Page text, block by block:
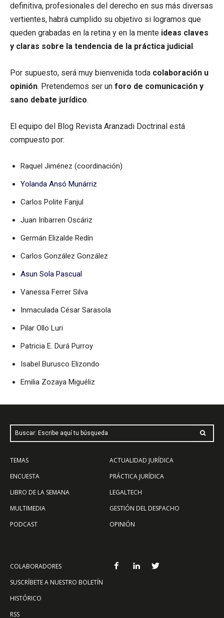
definitiva, profesionales del derecho en sus más diversas
vertientes, habrá cumplido su objetivo si logramos que
queden grabadas en la retina y en la mente ideas claves
y claras sobre la tendencia de la práctica judicial.
Por supuesto, será muy bienvenida toda colaboración u
opinión. Pretendemos ser un foro de comunicación y
sano debate jurídico.
El equipo del Blog Revista Aranzadi Doctrinal está
compuesto por:
Raquel Jiménez (coordinación)
Yolanda Ansó Munárriz
Carlos Polite Fanjul
Juan Iribarren Oscáriz
Germán Elizalde Redín
Carlos González González
Asun Sola Pascual
Vanessa Ferrer Silva
Inmaculada César Sarasola
Pilar Ollo Luri
Patricia E. Durá Purroy
Isabel Burusco Elizondo
Emilia Zozaya Miguéliz
Buscar: Escribe aquí tu búsqueda
TEMAS
ENCUESTA
LIBRO DE LA SEMANA
MULTIMEDIA
PODCAST
ACTUALIDAD JURÍDICA
PRÁCTICA JURÍDICA
LEGALTECH
GESTIÓN DEL DESPACHO
OPINIÓN
COLABORADORES
SUSCRÍBETE A NUESTRO BOLETÍN
HISTÓRICO
RSS